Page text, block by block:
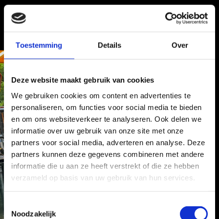
Toestemming Details Over
Deze website maakt gebruik van cookies
We gebruiken cookies om content en advertenties te
personaliseren, om functies voor social media te bieden
en om ons websiteverkeer te analyseren. Ook delen we
informatie over uw gebruik van onze site met onze
partners voor social media, adverteren en analyse. Deze
partners kunnen deze gegevens combineren met andere
informatie die u aan ze heeft verstrekt of die ze hebben
verzameld op basis van uw gebruik van hun services.
o
Noodzakelijk